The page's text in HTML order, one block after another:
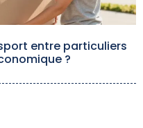
entre particuliers
?